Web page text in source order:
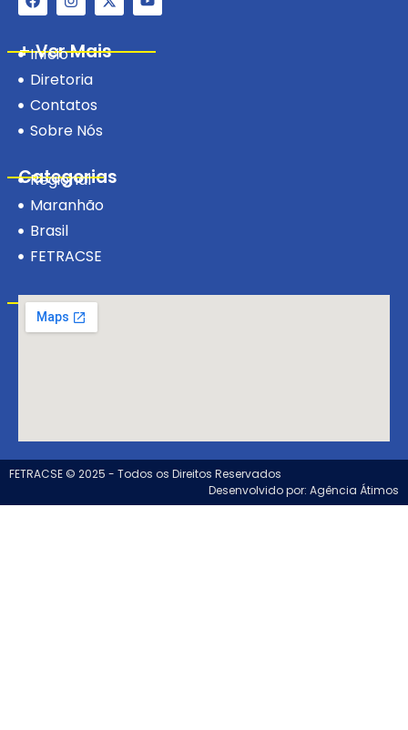
+ Ver Mais
Início
Diretoria
Contatos
Sobre Nós
Categorias
Regional
Maranhão
Brasil
FETRACSE
Visite-nos!
FETRACSE © 2025 - Todos os Direitos Reservados
Desenvolvido por: Agência Átimos